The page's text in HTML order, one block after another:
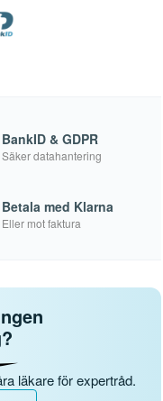
BankID & GDPR
Säker datahantering
Betala med Klarna
Eller mot faktura
läkare för expertråd.